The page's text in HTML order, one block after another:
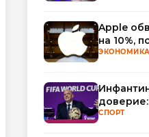
Apple
на 10%,
млрд
ЭКОНОМИКА
смены
СПОРТ